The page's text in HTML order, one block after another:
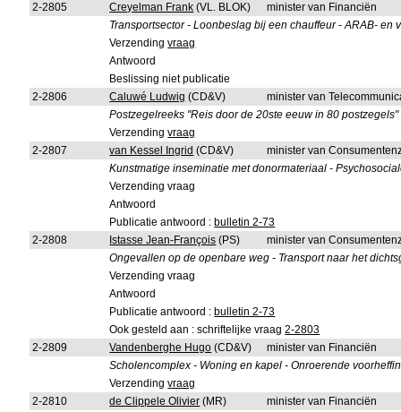
2-2805
Creyelman Frank (VL. BLOK)
minister van Financiën
Transportsector - Loonbeslag bij een chauffeur - ARAB- en
Verzendingvraag
Antwoord
Beslissing niet publicatie
2-2806
Caluwé Ludwig (CD&V)
minister van
Postzegelreeks "Reis door de 20ste eeuw in 80
Verzendingvraag
2-2807
van Kessel Ingrid (CD&V)
minister van
Kunstmatige inseminatie met donormateriaal -
Verzending vraag
Antwoord
Publicatie antwoord : bulletin 2-73
2-2808
Istasse Jean-François (PS)
minister van
Ongevallen op de openbare weg - Transport naar het
Verzending vraag
Antwoord
Publicatie antwoord : bulletin 2-73
Ook gesteld aan : schriftelijke vraag2-2803
2-2809
Vandenberghe Hugo (CD&V)
minister van Financiën
Scholencomplex - Woning en kapel - Onroerende
Verzendingvraag
2-2810
de Clippele Olivier (MR)
minister van Financiën